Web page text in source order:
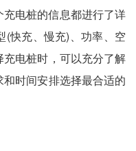
电桩的信息都进行了详
(快充、慢充)、功率、空
电桩时，可以充分了解
时间安排选择最合适的